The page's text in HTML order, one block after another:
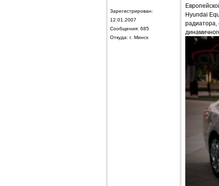
Зарегистрирован:
12.01.2007
Сообщения: 685
Откуда: г. Минск
Hyundai
радиатора,